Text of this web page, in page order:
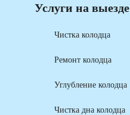
Услуги на выезде
Чистка колодца
Ремонт колодца
Углубление колодца
Чистка дна колодца